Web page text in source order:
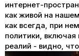
интернет-
как живой на
как всегда, при
политики,
реалий - видно,